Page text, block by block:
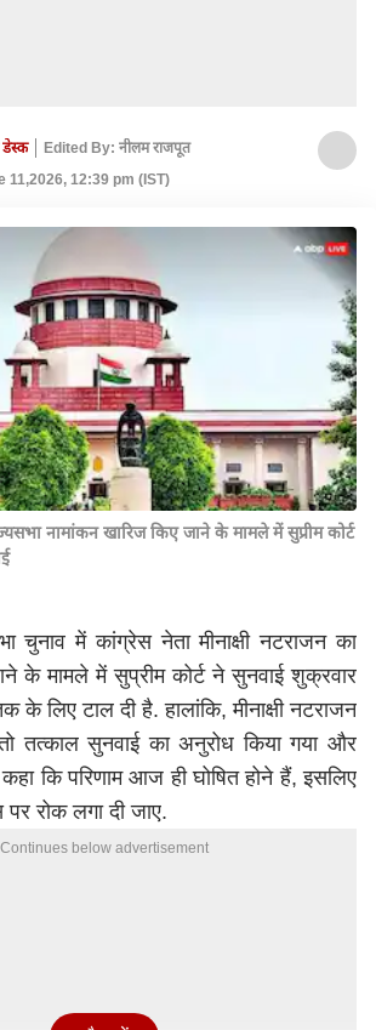
डेस्क
Edited By: नीलम राजपूत
11,2026, 12:39 pm (IST)
नामांकन खारिज किए जाने के मामले में सुप्रीम कोर्ट
चुनाव मेंकांग्रेस नेता मीनाक्षी नटराजन का
के मामले में सुप्रीम कोर्ट ने सुनवाई शुक्रवार
लिए टाल दी है. हालांकि, मीनाक्षी नटराजन
तत्काल सुनवाई का अनुरोध किया गया और
कहा कि परिणाम आज ही घोषित होने हैं, इसलिए
रोक लगा दी जाए.
Continues below advertisement